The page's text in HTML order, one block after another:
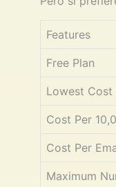
Features
Free Plan
Lowest Cost
Cost Per
Cost Per
Maximum